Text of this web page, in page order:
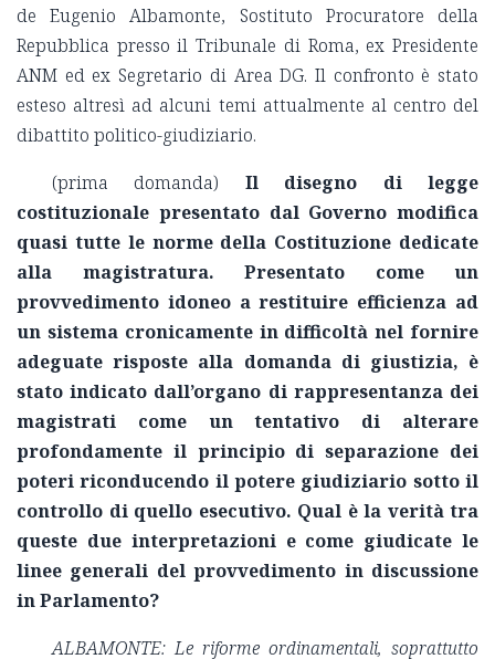
de Eugenio Albamonte, Sostituto Procuratore della
Repubblica presso il Tribunale di Roma, ex Presidente
ANM ed ex Segretario di Area DG. Il confronto è stato
esteso altresì ad alcuni temi attualmente al centro del
dibattito politico-giudiziario.
(prima domanda) Il disegno di legge
costituzionale presentato dal Governo modifica
quasi tutte le norme della Costituzione dedicate
alla magistratura. Presentato come un
provvedimento idoneo a restituire efficienza ad
un sistema cronicamente in difficoltà nel fornire
adeguate risposte alla domanda di giustizia, è
stato indicato dall’organo di rappresentanza dei
magistrati come un tentativo di alterare
profondamente il principio di separazione dei
poteri riconducendo il potere giudiziario sotto il
controllo di quello esecutivo. Qual è la verità tra
queste due interpretazioni e come giudicate le
linee generali del provvedimento in discussione
in Parlamento?
ALBAMONTE: Le riforme ordinamentali, soprattutto